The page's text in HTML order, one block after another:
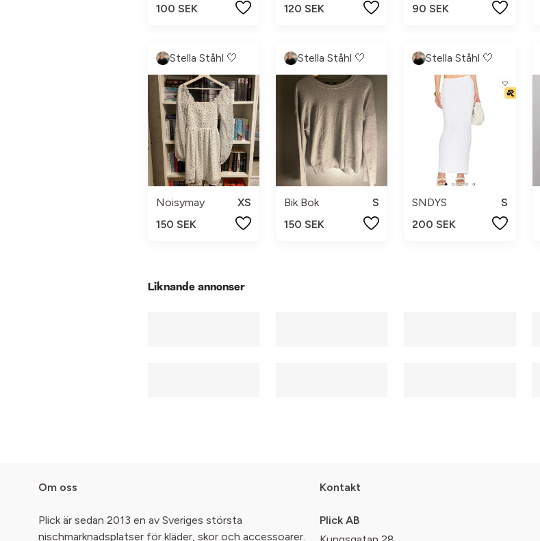
100 SEK
120 SEK
90 SEK
Stella Ståhl 🤍
Noisymay
XS
150 SEK
Stella Ståhl 🤍
Bik Bok
S
150 SEK
Stella Ståhl 🤍
SNDYS
S
200 SEK
Liknande annonser
Om oss
Plick är sedan 2013 en av Sveriges största
nischmarknadsplatser för kläder, skor och accessoarer.
Kontakt
Plick AB